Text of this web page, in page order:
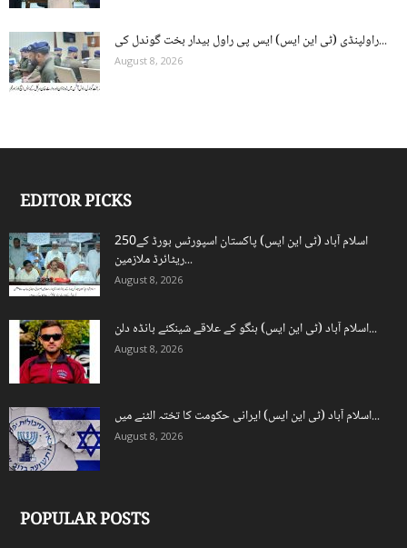
راولپنڈی (ٹی این ایس) ایس پی راول بیدار بخت گوندل کی...
August 8, 2026
EDITOR PICKS
اسلام آباد (ٹی این ایس) پاکستان اسپورٹس بورڈ کے250
ریٹائرڈ ملازمین...
August 8, 2026
اسلام آباد (ٹی این ایس) ہنگو کے علاقے شینکئے بانڈہ دلن...
August 8, 2026
اسلام آباد (ٹی این ایس) ایرانی حکومت کا تختہ الٹنے میں...
August 8, 2026
POPULAR POSTS